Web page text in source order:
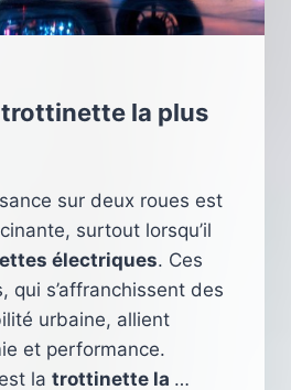
trottinette la plus
sur deux roues est
surtout lorsqu’il
électriques. Ces
qui s’affranchissent des
urbaine, allient
et performance.
la trottinette la …